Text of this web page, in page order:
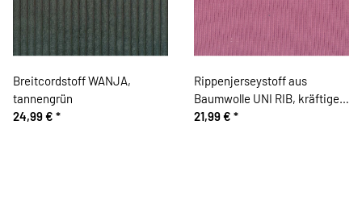
Breitcordstoff WANJA,
tannengrün
24,99 € *
Rippenjerseystoff aus
Baumwolle UNI RIB, kräftiges
rosa
21,99 € *